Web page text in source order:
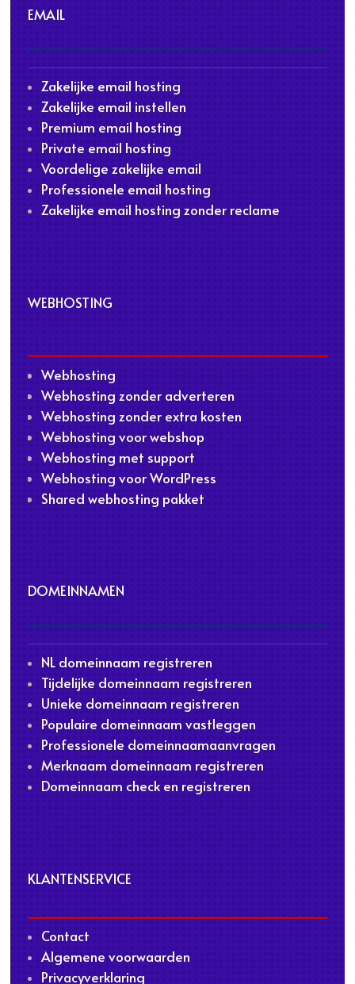
EMAIL
Zakelijke email hosting
Zakelijke email instellen
Premium email hosting
Private email hosting
Voordelige zakelijke email
Professionele email hosting
Zakelijke email hosting zonder reclame
WEBHOSTING
Webhosting
Webhosting zonder adverteren
Webhosting zonder extra kosten
Webhosting voor webshop
Webhosting met support
Webhosting voor WordPress
Shared webhosting pakket
DOMEINNAMEN
NL domeinnaam registreren
Tijdelijke domeinnaam registreren
Unieke domeinnaam registreren
Populaire domeinnaam vastleggen
Professionele domeinnaamaanvragen
Merknaam domeinnaam registreren
Domeinnaam check en registreren
KLANTENSERVICE
Contact
Algemene voorwaarden
Privacyverklaring